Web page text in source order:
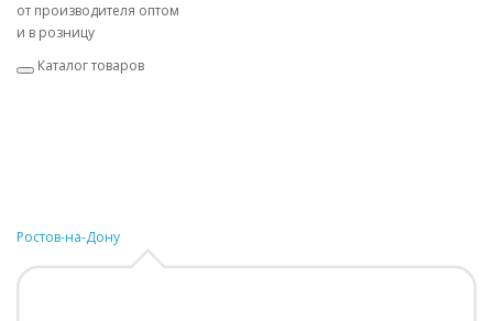
от производителя оптом
и в розницу
Каталог товаров
Ростов-на-Дону